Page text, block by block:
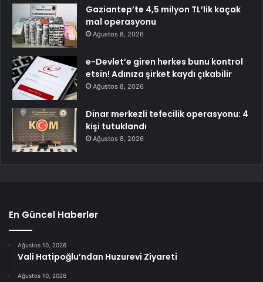
Gaziantep’te 4,5 milyon TL’lik kaçak
mal operasyonu
Ağustos 8, 2026
e-Devlet’e giren herkes bunu kontrol
etsin! Adınıza şirket kaydı çıkabilir
Ağustos 8, 2026
Dinar merkezli tefecilik operasyonu: 4
kişi tutuklandı
Ağustos 8, 2026
En Güncel Haberler
Ağustos 10, 2026
Vali Hatipoğlu’ndan Huzurevi Ziyareti
Ağustos 10, 2026